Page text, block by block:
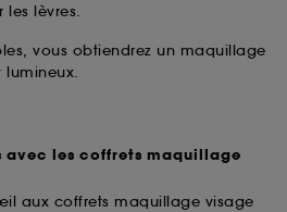
les lèvres.
vous obtiendrez un maquillage
lumineux.
avec les coffrets maquillage
aux coffrets maquillage visage